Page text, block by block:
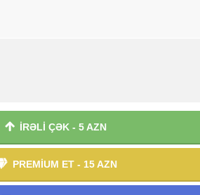
İRƏLİ ÇƏK - 5 AZN
PREMİUM ET - 15 AZN